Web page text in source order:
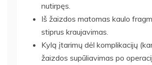
nutirpęs.
Iš žaizdos matomas kaulo
stiprus kraujavimas.
Kylą įtarimų dėl komplikacijų
žaizdos supūliavimas po